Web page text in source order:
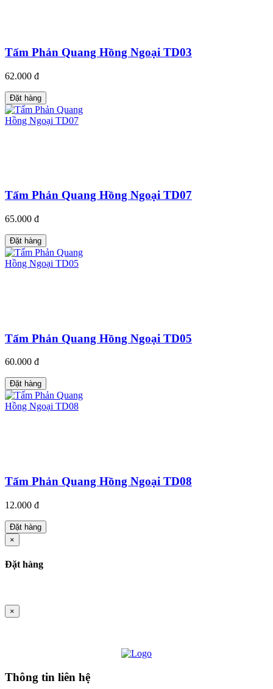
Tấm Phản Quang Hồng Ngoại TD03
62.000 đ
Đặt hàng
Tấm Phản Quang Hồng Ngoại TD07
65.000 đ
Đặt hàng
Tấm Phản Quang Hồng Ngoại TD05
60.000 đ
Đặt hàng
Tấm Phản Quang Hồng Ngoại TD08
12.000 đ
Đặt hàng
×
Đặt hàng
×
Thông tin liên hệ